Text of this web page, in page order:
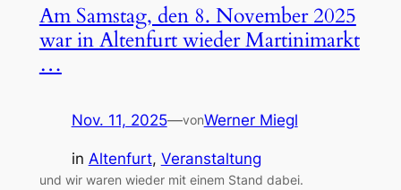
Am Samstag, den 8. November 2025
war in Altenfurt wieder Martinimarkt
…
Nov. 11, 2025—vonWerner Miegl
in Altenfurt, Veranstaltung
und wir waren wieder mit einem Stand dabei.